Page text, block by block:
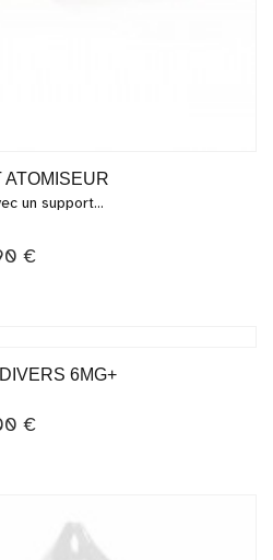
ATOMISEUR
un support...
€
6MG+
€